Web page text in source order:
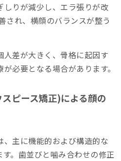
しりが減少し、エラ張りが改
され、横顔のバランスが整う
人差が大きく、骨格に起因す
必要となる場合があります。
ピース矯正)による顔の
、主に機能的および構造的な
。歯並びと噛み合わせの修正